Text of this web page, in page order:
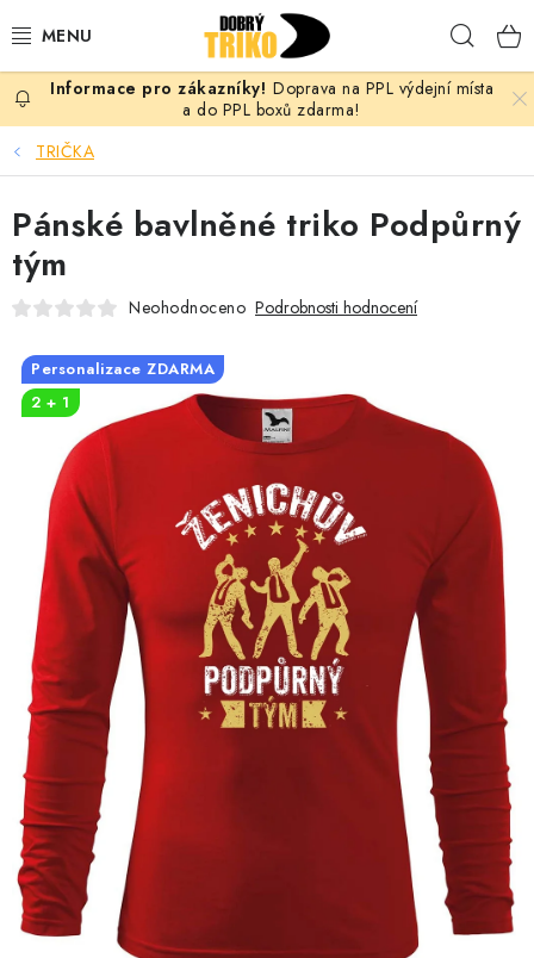
na
PRO ŽENY
PRO MUŽE
PRO DĚTI
DOPLŇKY
PRO PÁRY
VLASTNÍ MOTIV
TRIČKA
MIKINY
OKAMŽITĚ K ODBĚRU
B2B
MÁM SRDCE POMÁHÁM
VÁNOCE
PROVIZNÍ SYSTÉM
O nás Časté otázky
Obchodní podmínky
Doprava na PPL výdejní místa
a do PPL boxů zdarma!
TRIČKA
Pánské bavlněné triko Podpůrný
tým
Neohodnoceno Podrobnosti hodnocení
Personalizace ZDARMA
2 + 1